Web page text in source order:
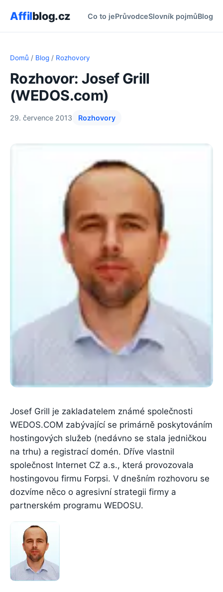
Affilblog.cz Co to jePrůvodceSlovník pojmůBlog
Domů / Blog / Rozhovory
Rozhovor: Josef Grill
(WEDOS.com)
29. července 2013 Rozhovory
Josef Grill je zakladatelem známé společnosti
WEDOS.COM zabývající se primárně poskytováním
hostingových služeb (nedávno se stala jedničkou
na trhu) a registrací domén. Dříve vlastnil
společnost Internet CZ a.s., která provozovala
hostingovou firmu Forpsi. V dnešním rozhovoru se
dozvíme něco o agresivní strategii firmy a
partnerském programu WEDOSU.